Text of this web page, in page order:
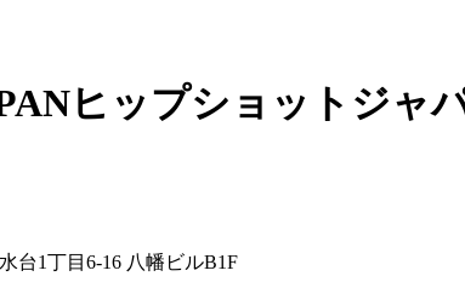
ヒップショットジャ
台1丁目6-16 八幡ビルB1F